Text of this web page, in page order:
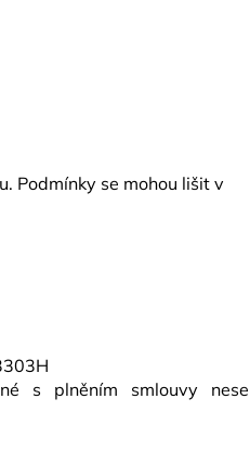
Podmínky se mohou lišit v
s plněním smlouvy nese